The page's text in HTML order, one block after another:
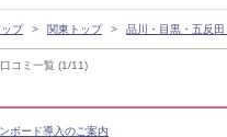
コミ一覧 (1/11)
プ 関東トップ 品川・目黒・五反
ボード導入のご案内